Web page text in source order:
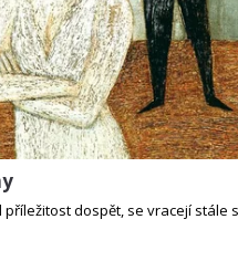
příležitost dospět, se vracejí stále